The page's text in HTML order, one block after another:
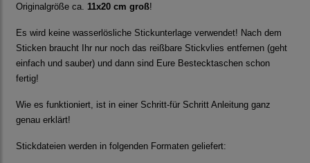
Originalgröße ca. 11x20 cm groß!
Es wird keine wasserlösliche Stickunterlage verwendet! Nach dem
Sticken braucht Ihr nur noch das reißbare Stickvlies entfernen (geht
einfach und sauber) und dann sind Eure Bestecktaschen schon
fertig!
Wie es funktioniert, ist in einer Schritt-für Schritt Anleitung ganz
genau erklärt!
Stickdateien werden in folgenden Formaten geliefert: